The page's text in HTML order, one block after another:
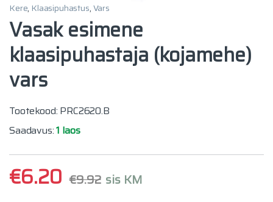
Kere, Klaasipuhastus,Vars
Vasak esimene
klaasipuhastaja (kojamehe)
vars
Tootekood: PRC2620.B
Saadavus:1 laos
€6.20 €9.92 sis KM